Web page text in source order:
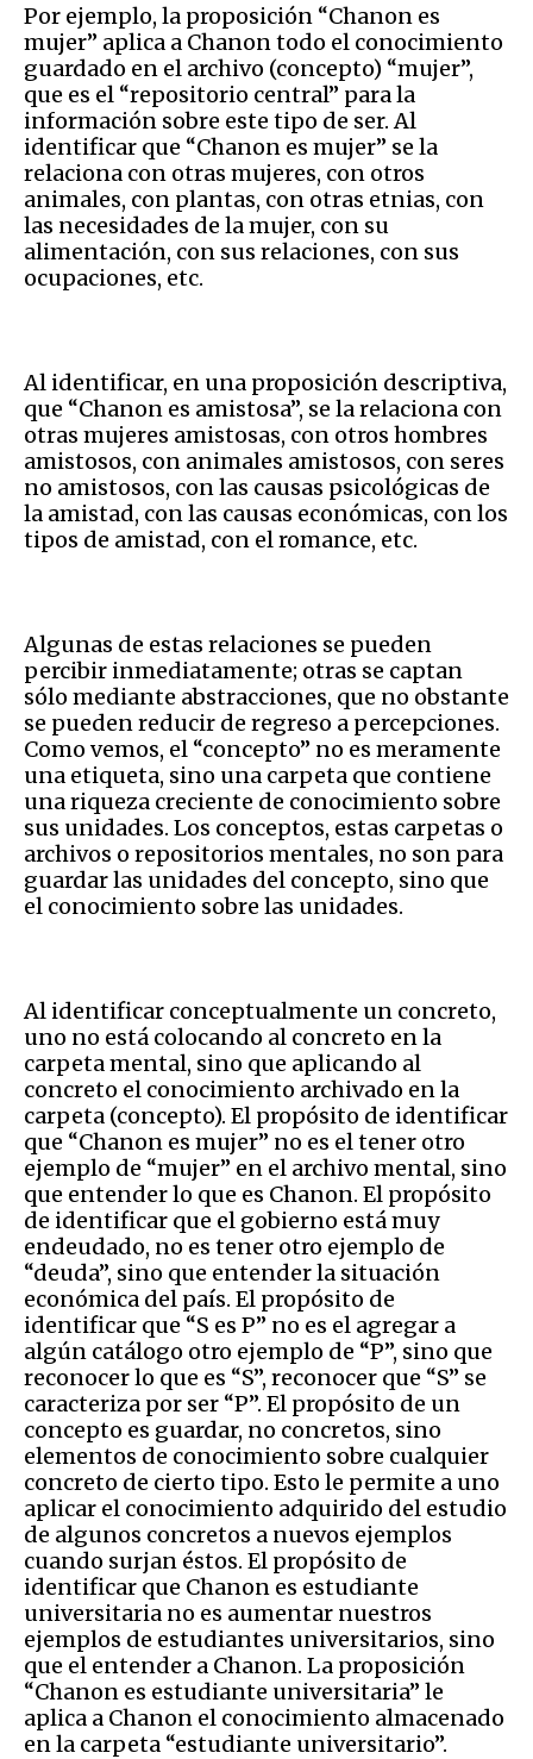
Por ejemplo, la proposición “Chanon es
mujer” aplica a Chanon todo el conocimiento
guardado en el archivo (concepto) “mujer”,
que es el “repositorio central” para la
información sobre este tipo de ser. Al
identificar que “Chanon es mujer” se la
relaciona con otras mujeres, con otros
animales, con plantas, con otras etnias, con
las necesidades de la mujer, con su
alimentación, con sus relaciones, con sus
ocupaciones, etc.
Al identificar, en una proposición descriptiva,
que “Chanon es amistosa”, se la relaciona con
otras mujeres amistosas, con otros hombres
amistosos, con animales amistosos, con seres
no amistosos, con las causas psicológicas de
la amistad, con las causas económicas, con los
tipos de amistad, con el romance, etc.
Algunas de estas relaciones se pueden
percibir inmediatamente; otras se captan
sólo mediante abstracciones, que no obstante
se pueden reducir de regreso a percepciones.
Como vemos, el “concepto” no es meramente
una etiqueta, sino una carpeta que contiene
una riqueza creciente de conocimiento sobre
sus unidades. Los conceptos, estas carpetas o
archivos o repositorios mentales, no son para
guardar las unidades del concepto, sino que
el conocimiento sobre las unidades.
Al identificar conceptualmente un concreto,
uno no está colocando al concreto en la
carpeta mental, sino que aplicando al
concreto el conocimiento archivado en la
carpeta (concepto). El propósito de identificar
que “Chanon es mujer” no es el tener otro
ejemplo de “mujer” en el archivo mental, sino
que entender lo que es Chanon. El propósito
de identificar que el gobierno está muy
endeudado, no es tener otro ejemplo de
“deuda”, sino que entender la situación
económica del país. El propósito de
identificar que “S es P” no es el agregar a
algún catálogo otro ejemplo de “P”, sino que
reconocer lo que es “S”, reconocer que “S” se
caracteriza por ser “P”. El propósito de un
concepto es guardar, no concretos, sino
elementos de conocimiento sobre cualquier
concreto de cierto tipo. Esto le permite a uno
aplicar el conocimiento adquirido del estudio
de algunos concretos a nuevos ejemplos
cuando surjan éstos. El propósito de
identificar que Chanon es estudiante
universitaria no es aumentar nuestros
ejemplos de estudiantes universitarios, sino
que el entender a Chanon. La proposición
“Chanon es estudiante universitaria” le
aplica a Chanon el conocimiento almacenado
en la carpeta “estudiante universitario”.